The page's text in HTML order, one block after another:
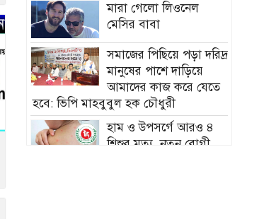
মারা গেলো লিওনেল
মেসির বাবা
সমাজের পিছিয়ে পড়া দরিদ্র
মানুষের পাশে দাড়িয়ে
আমাদের কাজ করে যেতে
হবে: ভিপি মাহবুবুল হক চৌধুরী
হাম ও উপসর্গে আরও ৪
শিশুর মৃত্যু, নতুন রোগী